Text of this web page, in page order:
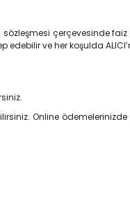
çerçevesinde
ve her koşulda
Online